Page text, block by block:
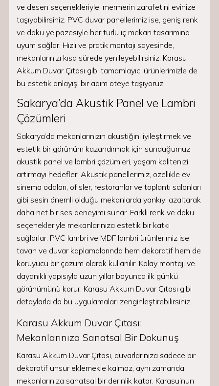
ve desen seçenekleriyle, mermerin zarafetini evinize
taşıyabilirsiniz. PVC duvar panellerimiz ise, geniş renk
ve doku yelpazesiyle her türlü iç mekan tasarımına
uyum sağlar. Hızlı ve pratik montajı sayesinde,
mekanlarınızı kısa sürede yenileyebilirsiniz. Karasu
Akkum Duvar Çıtası gibi tamamlayıcı ürünlerimizle de
bu estetik anlayışı bir adım öteye taşıyoruz.
Sakarya’da Akustik Panel ve Lambri
Çözümleri
Sakarya’da mekanlarınızın akustiğini iyileştirmek ve
estetik bir görünüm kazandırmak için sunduğumuz
akustik panel ve lambri çözümleri, yaşam kalitenizi
artırmayı hedefler. Akustik panellerimiz, özellikle ev
sinema odaları, ofisler, restoranlar ve toplantı salonları
gibi sesin önemli olduğu mekanlarda yankıyı azaltarak
daha net bir ses deneyimi sunar. Farklı renk ve doku
seçenekleriyle mekanlarınıza estetik bir katkı
sağlarlar. PVC lambri ve MDF lambri ürünlerimiz ise,
tavan ve duvar kaplamalarında hem dekoratif hem de
koruyucu bir çözüm olarak kullanılır. Kolay montajı ve
dayanıklı yapısıyla uzun yıllar boyunca ilk günkü
görünümünü korur. Karasu Akkum Duvar Çıtası gibi
detaylarla da bu uygulamaları zenginleştirebilirsiniz.
Karasu Akkum Duvar Çıtası:
Mekanlarınıza Sanatsal Bir Dokunuş
Karasu Akkum Duvar Çıtası, duvarlarınıza sadece bir
dekoratif unsur eklemekle kalmaz, aynı zamanda
mekanlarınıza sanatsal bir derinlik katar. Karasu’nun